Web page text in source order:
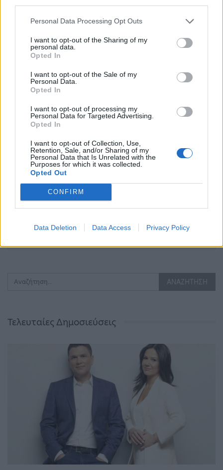
Personal Data Processing Opt Outs
I want to opt-out of the Sharing of my
personal data.
Opted In
I want to opt-out of the Sale of my
Personal Data.
Opted In
I want to opt-out of processing my
Personal Data for Targeted Advertising.
Opted In
I want to opt-out of Collection, Use,
Retention, Sale, and/or Sharing of my
Personal Data that Is Unrelated with the
Purposes for which it was collected.
Opted Out
CONFIRM
Data Deletion Data Access Privacy Policy
Άνοιξε η πλατφόρμα
για το Market Pass –
Πότε θα γίνουν οι
πληρωμές
55.000 voucher
ΟΙΚΟΝΟΜΊΑ
Στις 9 Νοεμβρίου
ανοίγει η πλατφόρμα
για το Υouth Pass
εφέτος
ΠΡΟΗΓΟΎΜΕΝΗ ΣΕΛΊΔΑ ΕΠΌΜΕΝΗ ΣΕΛΊΔΑ
Τελευταίες Δημοσιεύσεις